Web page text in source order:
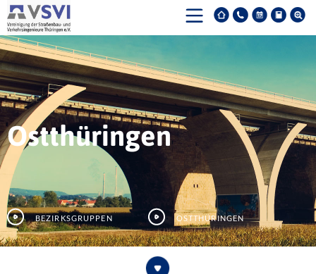
Ostthüringen
Bezirksgruppen Ostthüringen